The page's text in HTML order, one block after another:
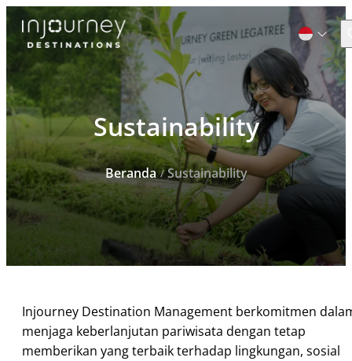
Cari
untuk:
Sustainability
Beranda Sustainability
Injourney Destination Management berkomitmen
menjaga keberlanjutan pariwisata dengan tetap
memberikan yang terbaik terhadap lingkungan, sosial